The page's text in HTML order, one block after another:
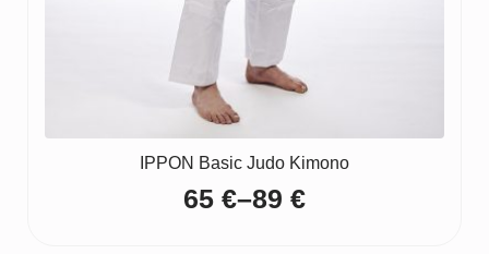
IPPON Basic Judo Kimono
65 €–89 €
Price